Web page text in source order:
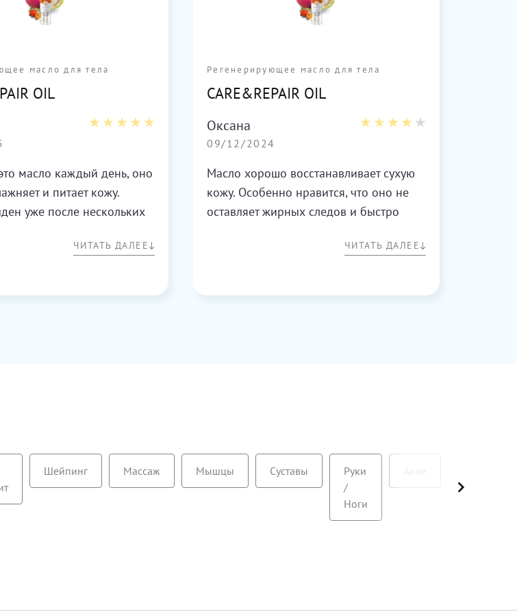
масло для тела
OIL
масло каждый день, оно
и питает кожу.
уже после нескольких
ЧИТАТЬ ДАЛЕЕ
Регенерирующее масло для тела
CARE&REPAIR OIL
Оксана
09/12/2024
Масло хорошо восстанавливает сухую
кожу. Особенно нравится, что оно не
оставляет жирных следов и быстро
ЧИТАТЬ ДАЛЕЕ
Шейпинг Массаж Мышцы Суставы
Руки
/
Ноги
стресс